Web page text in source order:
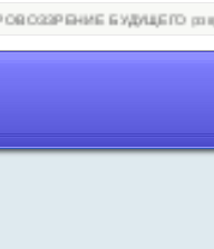
БУДУЩЕГО(338)|